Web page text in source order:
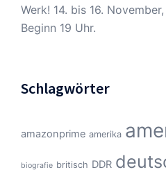
Werk! 14. bis 16.
Beginn 19 Uhr.
Schlagwörter
amazonprime amerika
biografie britisch DDR